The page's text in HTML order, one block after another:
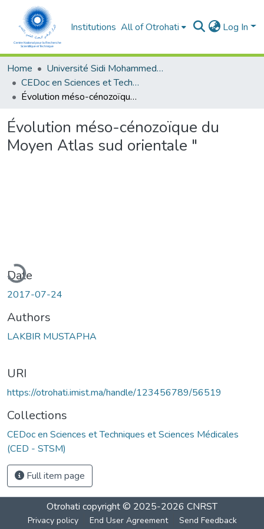
Institutions All of Otrohati Log In
Home
Université Sidi Mohammed Ben Abdellah - Fès
CEDoc en Sciences et Techniques et Sciences Médicales (CED - STSM)
Évolution méso-cénozoïque du Moyen Atlas sud orientale "
Évolution méso-cénozoïque du
Moyen Atlas sud orientale "
Date
2017-07-24
Authors
LAKBIR MUSTAPHA
URI
https://otrohati.imist.ma/handle/123456789/56519
Collections
CEDoc en Sciences et Techniques et Sciences Médicales
(CED - STSM)
Full item page
Otrohati copyright © 2025-2026 CNRST
Privacy policy End User Agreement Send Feedback